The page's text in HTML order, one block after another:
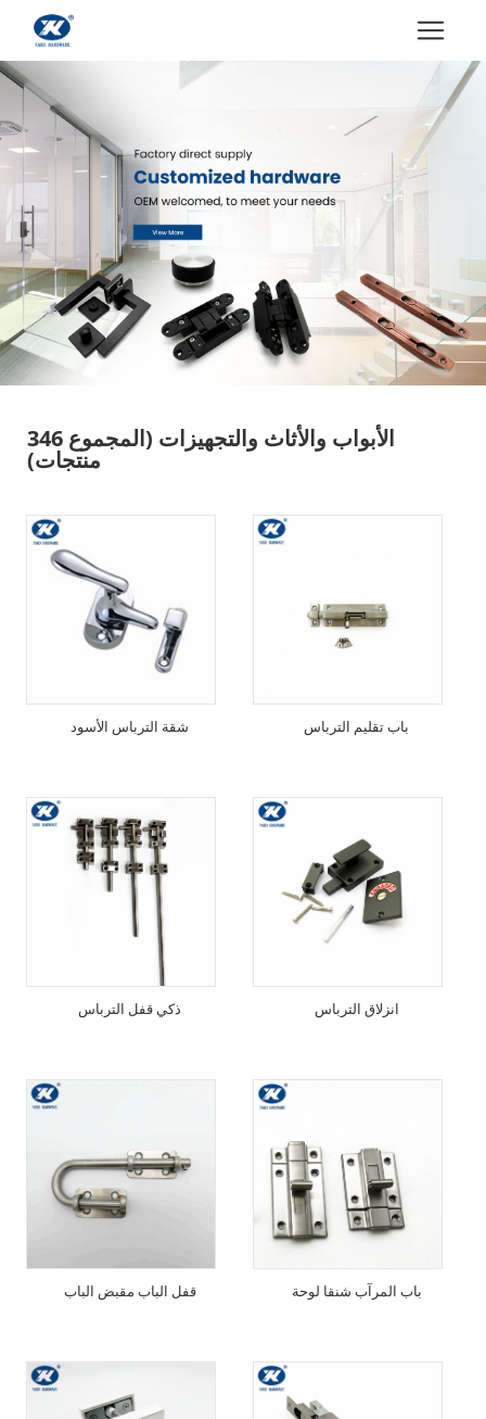
الأبواب والأثاث والتجهيزات (المجموع 346
منتجات)
شقة الترباس الأسود باب تقليم الترباس
ذكي قفل الترباس انزلاق الترباس
قفل الباب مقبض الباب باب المرآب شنقا لوحة